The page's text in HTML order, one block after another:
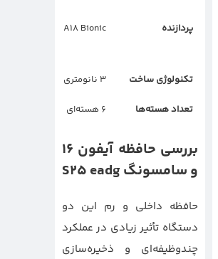
پردازنده Apple A18 Bionic
تکنولوژی ساخت ۳ نانومتری
تعداد هسته‌ها ۶ هسته‌ای
بررسی حافظه آیفون ۱۶
و سامسونگ
حافظه داخلی و رم این دو
دستگاه تأثیر زیادی در عملکرد
چندوظیفه‌ای و ذخیره‌سازی